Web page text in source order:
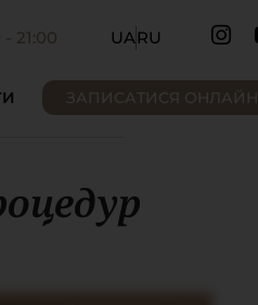
21:00 UA RU
ЗАПИСАТИСЯ ОНЛАЙН